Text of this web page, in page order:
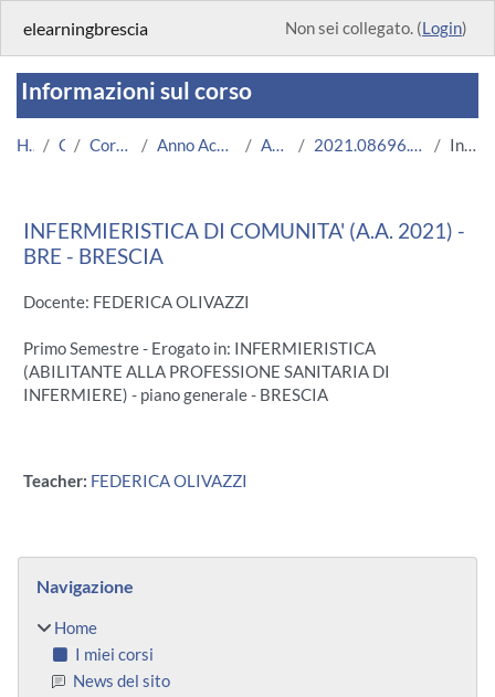
elearningbrescia Non sei collegato. (Login)
Informazioni sul corso
Home Corsi Corsi Istituzionali Anno Accademico 2021/2022 Area Medica 2021.08696.2011.3.U11168.BRE_6508 Introduzione
INFERMIERISTICA DI COMUNITA' (A.A. 2021) -
BRE - BRESCIA
Docente: FEDERICA OLIVAZZI
Primo Semestre - Erogato in: INFERMIERISTICA
(ABILITANTE ALLA PROFESSIONE SANITARIA DI
INFERMIERE) - piano generale - BRESCIA
Teacher: FEDERICA OLIVAZZI
Blocchi
Navigazione
Home
I miei corsi
News del sito